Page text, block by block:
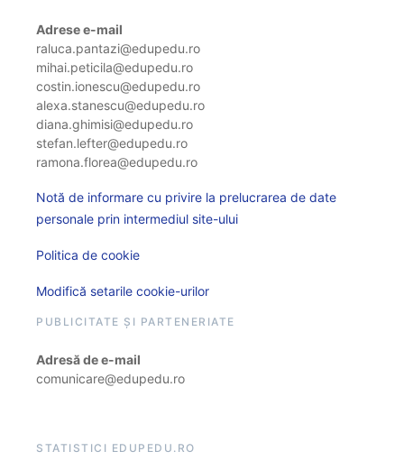
Adrese e-mail
raluca.pantazi@edupedu.ro
mihai.peticila@edupedu.ro
costin.ionescu@edupedu.ro
alexa.stanescu@edupedu.ro
diana.ghimisi@edupedu.ro
stefan.lefter@edupedu.ro
ramona.florea@edupedu.ro
Notă de informare cu privire la prelucrarea de date
personale prin intermediul site-ului
Politica de cookie
Modifică setarile cookie-urilor
PUBLICITATE ȘI PARTENERIATE
Adresă de e-mail
comunicare@edupedu.ro
STATISTICI EDUPEDU.RO